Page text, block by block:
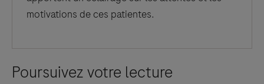
motivations de ces patientes.
Poursuivez votre lecture